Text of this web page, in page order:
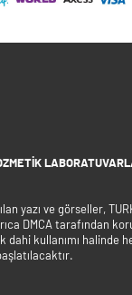
yazı ve görseller,
DMCA tarafından
dahi kullanımı halinde